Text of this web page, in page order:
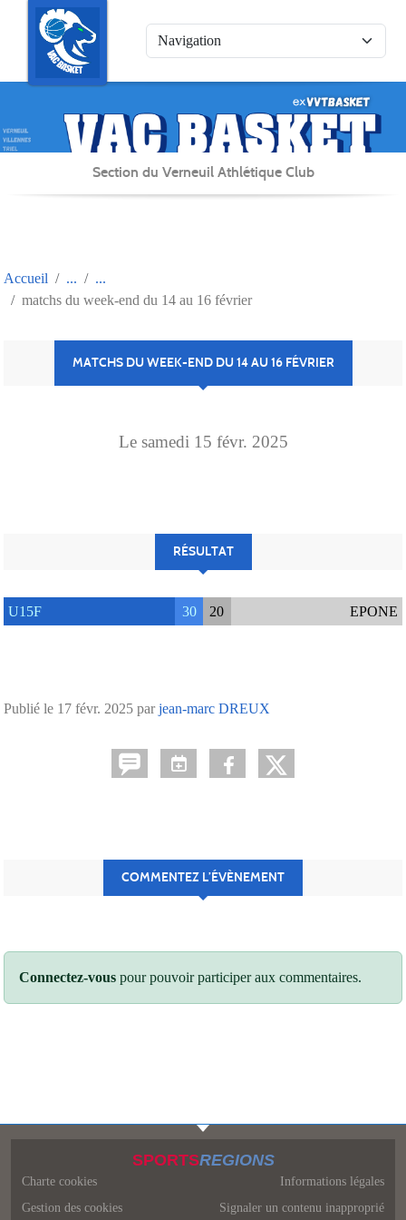
Section du Verneuil Athlétique Club
Accueil
matchs du week-end du 14 au 16 février
MATCHS DU WEEK-END DU 14 AU 16 FÉVRIER
Le samedi 15 févr. 2025
RÉSULTAT
U15F 30 20 EPONE
Publié le 17 févr. 2025 parjean-marc DREUX
COMMENTEZ L’ÉVÈNEMENT
Connectez-vous pour pouvoir participer aux commentaires.
SPORTSREGIONS
Charte cookies
Gestion des cookies
Informations légales
Signaler un contenu inapproprié
Panneau de gestion des cookies